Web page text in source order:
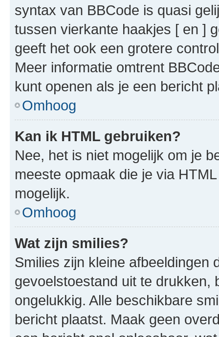
syntax van BBCode is quasi
tussen vierkante haakjes [ en ]
geeft het ook een grotere
Meer informatie omtrent
kunt openen als je een bericht
Omhoog
Kan ik HTML gebruiken?
Nee, het is niet mogelijk om je
meeste opmaak die je via
mogelijk.
Omhoog
Wat zijn smilies?
Smilies zijn kleine afbeeldingen
gevoelstoestand uit te drukken,
ongelukkig. Alle beschikbare
bericht plaatst. Maak geen